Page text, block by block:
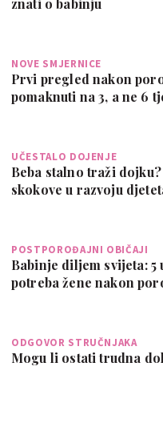
NOVE SMJERNICE
Prvi pregled nakon
pomaknuti na 3, a ne 6
UČESTALO DOJENJE
Beba stalno traži
skokove u razvoju
POSTPOROĐAJNI OBIČAJI
Babinje diljem svijeta:
potreba žene nakon
ODGOVOR STRUČNJAKA
Mogu li ostati trudna